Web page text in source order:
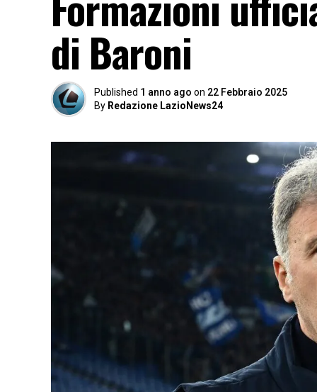
di Baroni
Published 1 anno ago on 22 Febbraio 2025
By Redazione LazioNews24